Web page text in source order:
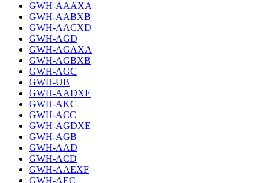
GWH-AAAXA
GWH-AABXB
GWH-AACXD
GWH-AGD
GWH-AGAXA
GWH-AGBXB
GWH-AGC
GWH-UB
GWH-AADXE
GWH-AKC
GWH-ACC
GWH-AGDXE
GWH-AGB
GWH-AAD
GWH-ACD
GWH-AAEXF
GWH-AEC